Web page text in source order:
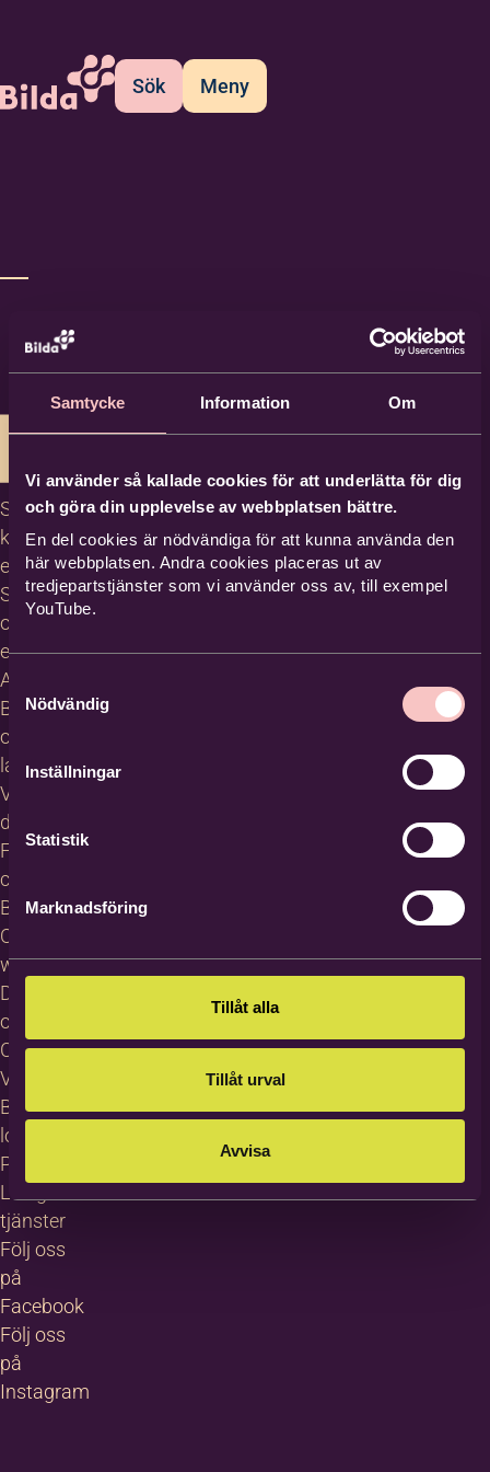
Samtycke Information Om
Vi använder så kallade cookies för att underlätta för dig
och göra din upplevelse av webbplatsen bättre.
En del cookies är nödvändiga för att kunna använda den
här webbplatsen. Andra cookies placeras ut av
tredjepartstjänster som vi använder oss av, till exempel
YouTube.
Samtyckesval
Nödvändig
Inställningar
Statistik
Marknadsföring
Tillåt alla
Tillåt urval
Avvisa
Sök Meny
Studiecirklar,
kurser och
evenemang
Studiematerial
och
erbjudanden
About
Bilda in
other
languages
Villkor för
deltagare
För
cirkelledare
Blanketter
Om
webbplatsen
Dataskydd
och GDPR
Cookies
Visselblåsning
Bildas
logotyp
Pressrum
Lediga
tjänster
Följ oss
på
Facebook
Följ oss
på
Instagram